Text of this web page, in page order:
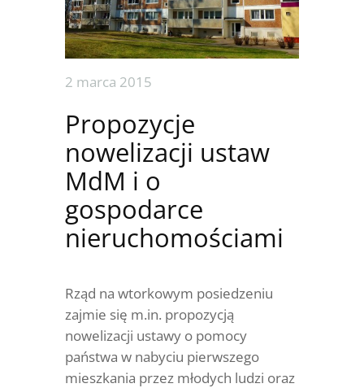
2 marca 2015
Propozycje
nowelizacji ustaw
MdM i o
gospodarce
nieruchomościami
Rząd na wtorkowym posiedzeniu
zajmie się m.in. propozycją
nowelizacji ustawy o pomocy
państwa w nabyciu pierwszego
mieszkania przez młodych ludzi oraz